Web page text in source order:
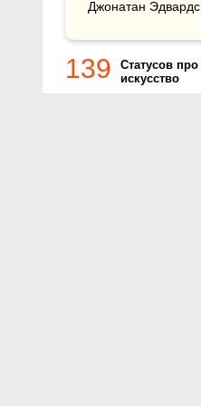
Джонатан Эдвардс
139
Статусов про
искусство